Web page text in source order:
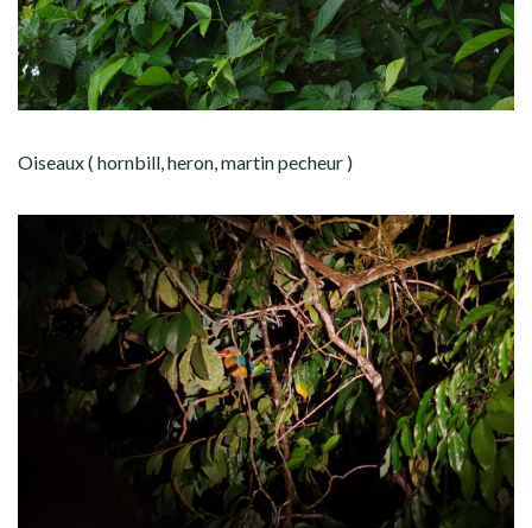
Oiseaux ( hornbill, heron, martin pecheur )